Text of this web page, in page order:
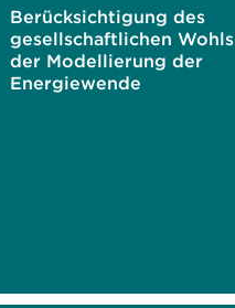
Berücksichtigung des
gesellschaftlichen
der Modellierung der
Energiewende